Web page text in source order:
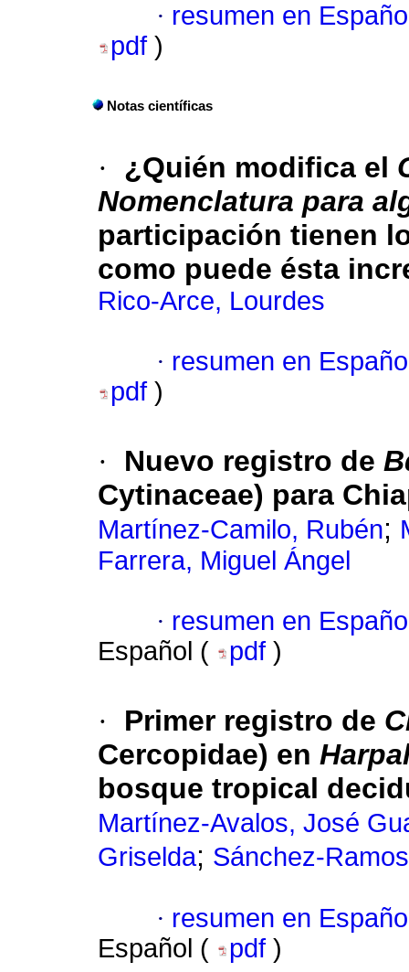
· resumen en
pdf )
Notas científicas
· ¿Quién modifica el
Nomenclatura para
participación tienen
como puede ésta
Rico-Arce, Lourdes
· resumen en
pdf )
· Nuevo registro de
Cytinaceae) para
Martínez-Camilo, Rubén;
Farrera, Miguel Ángel
· resumen en
Español (
pdf )
· Primer registro de
Cercopidae) en
bosque tropical
Martínez-Avalos, José
Griselda; Sánchez-
· resumen en
Español (
pdf )